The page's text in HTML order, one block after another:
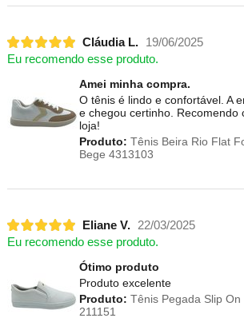
Cláudia L.
19/06/2025
Eu recomendo esse produto.
Amei minha compra.
O tênis é lindo e confortável. A
e chegou certinho. Recomendo
loja!
Produto: Tênis Beira Rio Flat
Bege 4313103
Eliane V.
22/03/2025
Eu recomendo esse produto.
Ótimo produto
Produto excelente
Produto: Tênis Pegada Slip
211151